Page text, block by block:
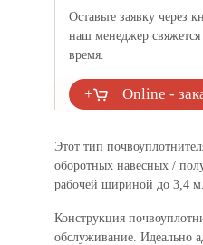
Оставьте заявку через
наш менеджер
время.
+ Online -
Этот тип
оборотных навесных /
рабочей шириной до 3,4 м.
Конструкция
обслуживание. Идеально